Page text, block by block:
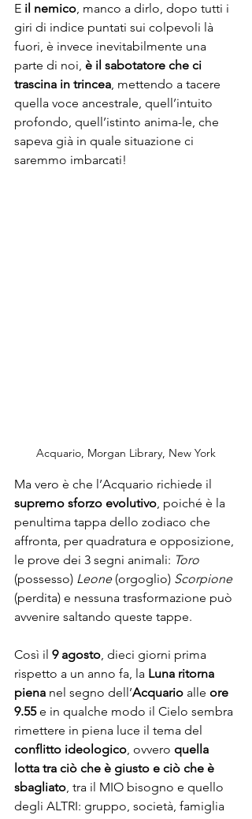
E il nemico, manco a dirlo, dopo tutti i
giri di indice puntati sui colpevoli là
fuori, è invece inevitabilmente una
parte di noi, è il sabotatore che ci
trascina in trincea, mettendo a tacere
quella voce ancestrale, quell’intuito
profondo, quell’istinto anima-le, che
sapeva già in quale situazione ci
saremmo imbarcati!
Acquario, Morgan Library, New York
Ma vero è che l’Acquario richiede il
supremo sforzo evolutivo, poiché è la
penultima tappa dello zodiaco che
affronta, per quadratura e opposizione,
le prove dei 3 segni animali: Toro
(possesso) Leone (orgoglio) Scorpione
(perdita) e nessuna trasformazione può
avvenire saltando queste tappe.
Così il 9 agosto, dieci giorni prima
rispetto a un anno fa, la Luna ritorna
piena nel segno dell’Acquario alle ore
9.55 e in qualche modo il Cielo sembra
rimettere in piena luce il tema del
conflitto ideologico, ovvero quella
lotta tra ciò che è giusto e ciò che è
sbagliato, tra il MIO bisogno e quello
degli ALTRI: gruppo, società, famiglia